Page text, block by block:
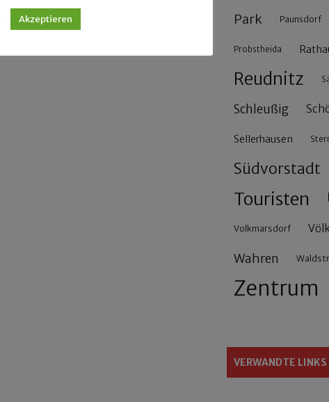
Park Paunsdorf
Probstheida
Reudnitz
Schleußig
Sellerhausen
Südvorstadt
Touristen
Volkmarsdorf
Wahren
Zentrum
VERWANDTE LINKS
Akzeptieren